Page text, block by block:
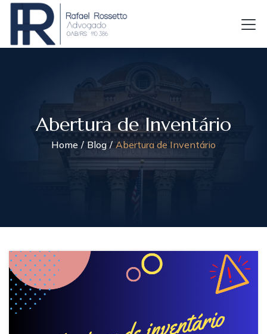
Abertura de Inventário
Home Blog Abertura de Inventário